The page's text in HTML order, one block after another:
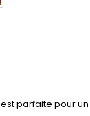
parfaite pour